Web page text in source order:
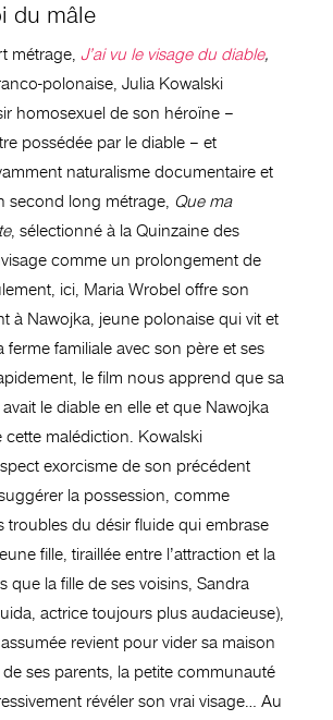
du mâle
métrage, J’ai vu le visage du diable,
polonaise, Julia Kowalski
homosexuel de son héroïne –
possédée par le diable – et
naturalisme documentaire et
second long métrage, Que ma
, sélectionné à la Quinzaine des
comme un prolongement de
ici, Maria Wrobel offre son
à Nawojka, jeune polonaise qui vit et
ferme familiale avec son père et ses
le film nous apprend que sa
le diable en elle et que Nawojka
cette malédiction. Kowalski
exorcisme de son précédent
la possession, comme
troubles du désir fluide qui embrase
fille, tiraillée entre l’attraction et la
que la fille de ses voisins, Sandra
actrice toujours plus audacieuse),
revient pour vider sa maison
ses parents, la petite communauté
révéler son vrai visage… Au